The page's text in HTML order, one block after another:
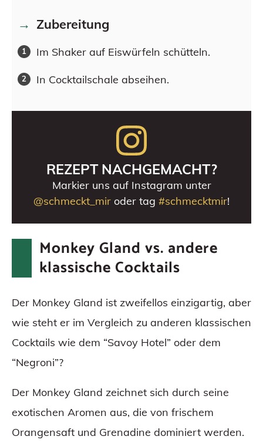
Zubereitung
Im Shaker auf Eiswürfeln schütteln.
In Cocktailschale abseihen.
REZEPT NACHGEMACHT?
Markier uns auf Instagram unter
@schmeckt_mir oder tag #schmecktmir!
Monkey Gland vs. andere
klassische Cocktails
Der Monkey Gland ist zweifellos einzigartig, aber
wie steht er im Vergleich zu anderen klassischen
Cocktails wie dem “Savoy Hotel” oder dem
“Negroni”?
Der Monkey Gland zeichnet sich durch seine
exotischen Aromen aus, die von frischem
Orangensaft und Grenadine dominiert werden.